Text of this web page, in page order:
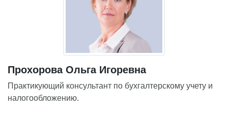
Прохорова Ольга Игоревна
Практикующий консультант по бухгалтерскому учету и
налогообложению.